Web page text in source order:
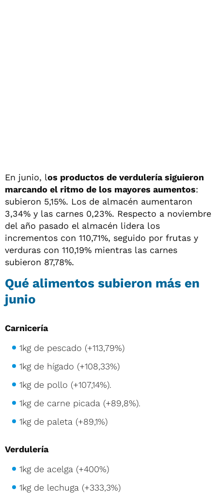
En junio, los productos de verdulería siguieron
marcando el ritmo de los mayores aumentos:
subieron 5,15%. Los de almacén aumentaron
3,34% y las carnes 0,23%. Respecto a noviembre
del año pasado el almacén lidera los
incrementos con 110,71%, seguido por frutas y
verduras con 110,19% mientras las carnes
subieron 87,78%.
Qué alimentos subieron más en
junio
Carnicería
1kg de pescado (+113,79%)
1kg de hígado (+108,33%)
1kg de pollo (+107,14%).
1kg de carne picada (+89,8%).
1kg de paleta (+89,1%)
Verdulería
1kg de acelga (+400%)
1kg de lechuga (+333,3%)